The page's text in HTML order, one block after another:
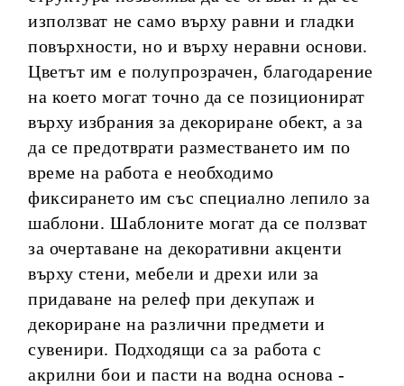
използват не само върху равни и гладки
повърхности, но и върху неравни основи.
Цветът им е полупрозрачен, благодарение
на което могат точно да се позиционират
върху избрания за декориране обект, а за
да се предотврати разместването им по
време на работа е необходимо
фиксирането им със специално лепило за
шаблони. Шаблоните могат да се ползват
за очертаване на декоративни акценти
върху стени, мебели и дрехи или за
придаване на релеф при декупаж и
декориране на различни предмети и
сувенири. Подходящи са за работа с
акрилни бои и пасти на водна основа -